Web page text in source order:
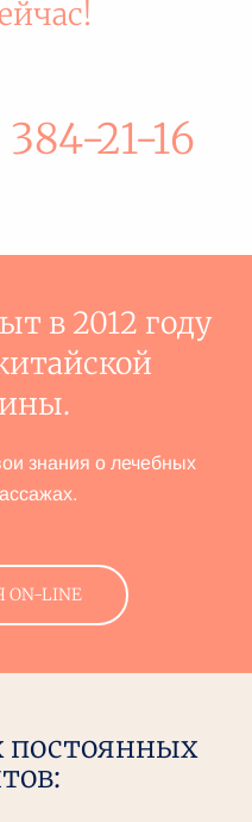
21-16
в 2012 году
знания о лечебных
LINE